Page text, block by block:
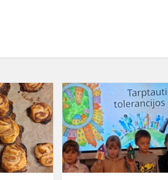
Vokiška
egzotika